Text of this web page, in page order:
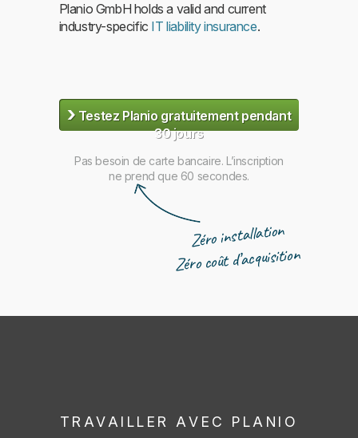
Planio GmbH holds a valid and current
industry-specific IT liability insurance.
›Testez Planio gratuitement pendant
30 jours
Pas besoin de carte bancaire. L’inscription
ne prend que 60 secondes.
Zéro installation
Zéro coût d’acquisition
TRAVAILLER AVEC PLANIO